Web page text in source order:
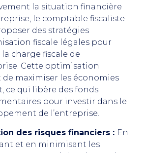
la situation financière
le comptable fiscaliste
des stratégies
fiscale légales pour
charge fiscale de
Cette optimisation
de maximiser les économies
ce qui libère des fonds
pour investir dans le
de l’entreprise.
des risques financiers : En
et en minimisant les